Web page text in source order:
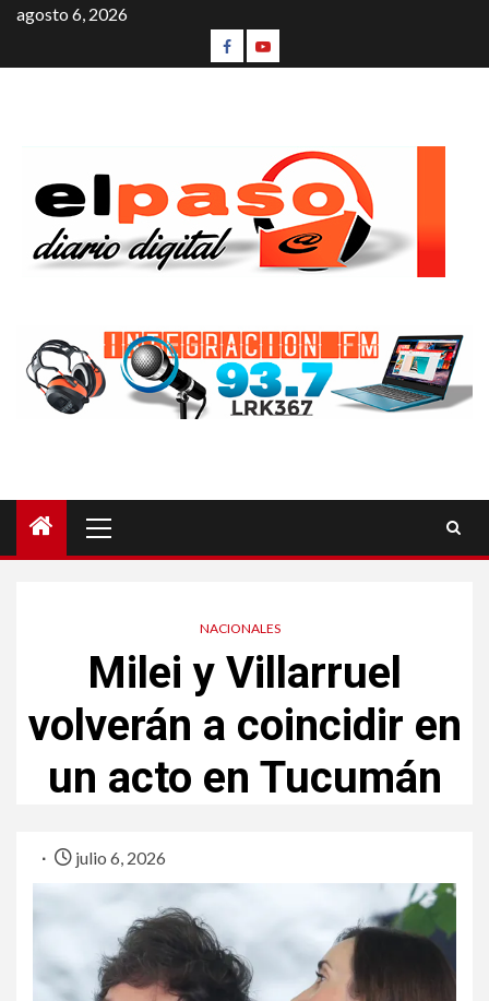
agosto 6, 2026
NACIONALES
Milei y Villarruel
volverán a coincidir en
un acto en Tucumán
julio 6, 2026